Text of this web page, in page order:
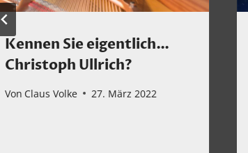
Kennen Sie eigentlich…
Christoph Ullrich?
Von Claus Volke 27. März 2022